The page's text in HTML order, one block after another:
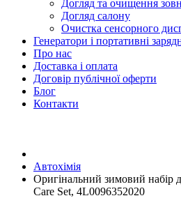
Догляд та очищення
Догляд салону
Очистка сенсорного
Генератори і портативні
Про нас
Доставка і оплата
Договір публічної оферти
Блог
Контакти
Автохімія
Оригінальний зимовий набір
Care Set, 4L0096352020